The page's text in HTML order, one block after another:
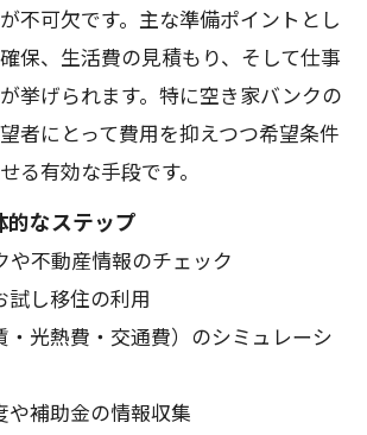
ンク利用で始める移住生活の注
で実感するメリットと課題とは
住で得られる暮らしのメリット
面する淡路市生活の課題と対策
住後に感じたデメリットの実情
で重要な淡路市の支援制度の比
不可欠です。主な準備ポイントとし
保、生活費の見積もり、そして仕事
挙げられます。特に空き家バンクの
者にとって費用を抑えつつ希望条件
る有効な手段です。
的なステップ
や不動産情報のチェック
試し移住の利用
・光熱費・交通費）のシミュレーシ
や補助金の情報収集